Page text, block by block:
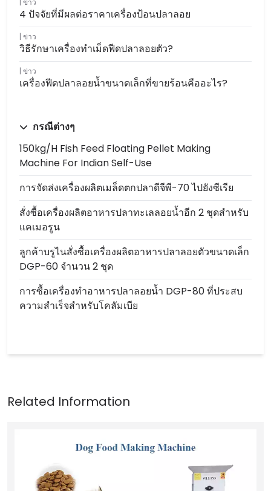
ข่าว
4 ปัจจัยที่มีผลต่อราคาเครื่องป้อนปลาลอย
ข่าว
วิธีรักษาเครื่องทำเม็ดฟีดปลาลอยตัว?
ข่าว
เครื่องฟีดปลาลอยน้ำขนาดเล็กที่ขายร้อนคืออะไร?
กรณีต่างๆ
150kg/h Fish Feed Floating Pellet Making
Machine For Indian Self-Use
การจัดส่งเครื่องผลิตเมล็ดตกปลาดีจีพี-70 ไปยังซีเรีย
สั่งซื้อเครื่องผลิตอาหารปลาทะเลลอยน้ำอีก 2 ชุดสำหรับ
แคเมอรูน
ลูกค้าบรูไนสั่งซื้อเครื่องผลิตอาหารปลาลอยตัวขนาดเล็ก
DGP-60 จำนวน 2 ชุด
การซื้อเครื่องทำอาหารปลาลอยน้ำ DGP-80 ที่ประสบ
ความสำเร็จสำหรับโคลัมเบีย